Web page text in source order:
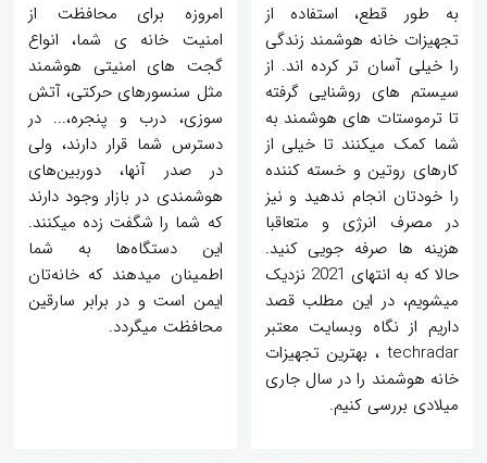
به طور قطع، استفاده از
تجهیزات خانه هوشمند زندگی
را خیلی آسان تر کرده اند. از
سیستم های روشنایی گرفته
تا ترموستات های هوشمند به
شما کمک میکنند تا خیلی از
کارهای روتین و خسته کننده
را خودتان انجام ندهید و نیز
در مصرف انرژی و متعاقبا
هزینه ها صرفه جویی کنید.
حالا که به انتهای 2021 نزدیک
میشویم، در این مطلب قصد
داریم از نگاه وبسایت معتبر
techradar ، بهترین تجهیزات
خانه هوشمند را در سال جاری
میلادی بررسی کنیم.
امروزه برای محافظت از
امنیت خانه ی شما، انواع
گجت های امنیتی هوشمند
مثل سنسورهای حرکتی، آتش
سوزی، درب و پنجره،... در
دسترس شما قرار دارند، ولی
در صدر آنها، دوربین‌های
هوشمندی در بازار وجود دارند
که شما را شگفت زده میکنند.
این دستگاه‌ها به شما
اطمینان میدهند ​که خانه‌تان
ایمن است و در برابر سارقین
محافظت میگردد.